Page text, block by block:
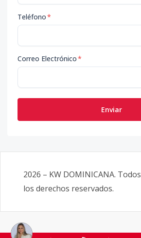
Teléfono*
Correo Electrónico*
Enviar
2026 – KW DOMINICANA. Todos
los derechos reservados.